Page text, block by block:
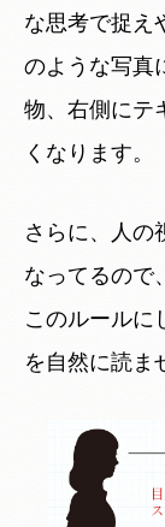
な思考で捉え
のような写真
物、右側にテ
くなります。
さらに、人の
なってるので
このルールに
を自然に読ま